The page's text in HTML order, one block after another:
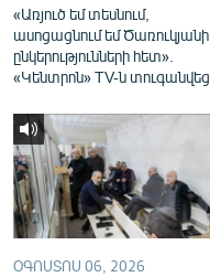
«Առյուծ եմ տեսնում,
ասոցացնում եմ Ծառուկյանի
ընկերությունների հետ».
«Կենտրոն» TV-ն տուգանվեց
ՕԳՈՍՏՈՍ 06, 2026